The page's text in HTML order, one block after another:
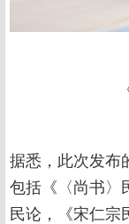
据悉，此次发布
包括《〈尚书〉
民论，《宋仁宗